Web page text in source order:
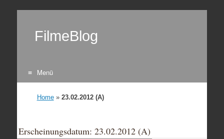
FilmeBlog
Menü
Home» 23.02.2012 (A)
Erscheinungsdatum: 23.02.2012 (A)